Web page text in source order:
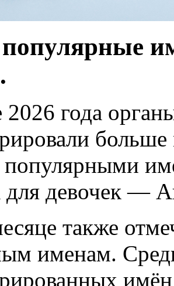
2026 года
для девочек —
также
именам.